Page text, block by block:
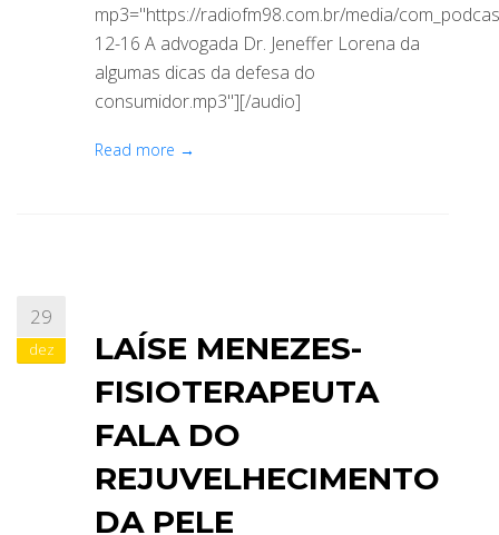
mp3="https://radiofm98.com.br/media/
12-16 A advogada Dr. Jeneffer Lorena da
algumas dicas da defesa do
consumidor.mp3"][/audio]
Read more →
29
dez
LAÍSE MENEZES-
FISIOTERAPEUTA
FALA DO
REJUVELHECIMENTO
DA PELE